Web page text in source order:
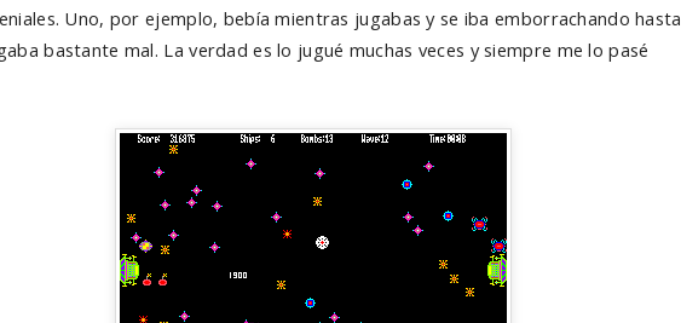
Uno, por ejemplo, bebía mientras jugabas y se iba emborrachando hasta
bastante mal. La verdad es lo jugué muchas veces y siempre me lo pasé